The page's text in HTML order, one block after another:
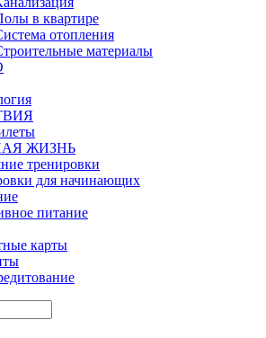
в квартире
отопления
материалы
ЖИЗНЬ
тренировки
для начинающих
питание
карты